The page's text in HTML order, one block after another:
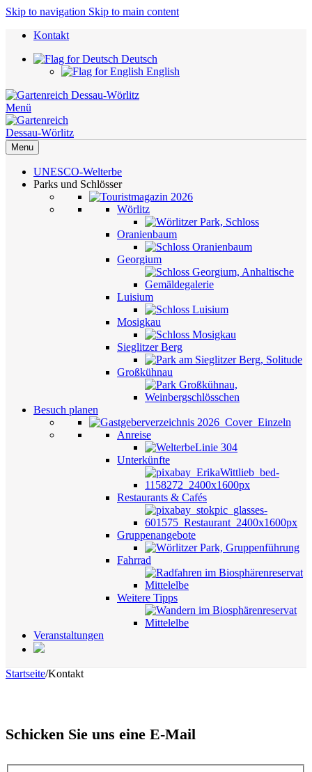
Skip to navigation Skip to main content
Kontakt
Deutsch
English
Menü
Menu
UNESCO-Welterbe
Parks und Schlösser
Wörlitz
Oranienbaum
Georgium
Luisium
Mosigkau
Sieglitzer Berg
Großkühnau
Besuch planen
Anreise
Unterkünfte
Restaurants & Cafés
Gruppenangebote
Fahrrad
Weitere Tipps
Veranstaltungen
Startseite/Kontakt
Schicken Sie uns eine E-Mail